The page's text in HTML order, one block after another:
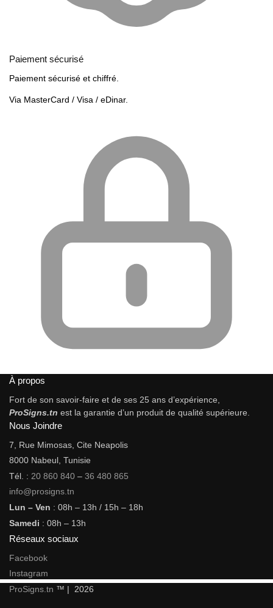
Paiement sécurisé
Paiement sécurisé et chiffré.
Via MasterCard / Visa / eDinar.
À propos
Fort de son savoir-faire et de ses 25 ans d’expérience,
ProSigns.tn est la garantie d’un produit de qualité supérieure.
Nous Joindre
7, Rue Mimosas, Cite Neapolis
8000 Nabeul, Tunisie
Tél. : 20 860 840 – 36 480 865
info@prosigns.tn
Lun – Ven : 08h – 13h / 15h – 18h
Samedi : 08h – 13h
Réseaux sociaux
Facebook
Instagram
ProSigns.tn ™ | 2026